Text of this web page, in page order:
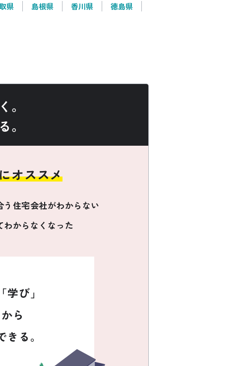
県 島根県 香川県
徳島県
。
。
オススメ
う住宅会社がわからない
わからなくなった
び」
ら
る。